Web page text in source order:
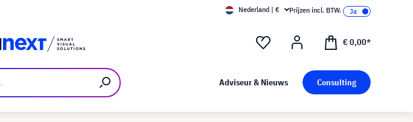
Nederland | € Prijzen incl. BTW.
€ 0,00*
Adviseur & Nieuws Consulting